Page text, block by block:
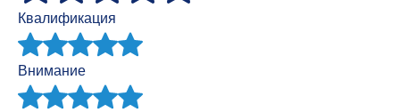
Квалификация
Внимание